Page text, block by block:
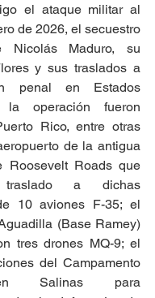
el ataque militar al
de 2026, el secuestro
Nicolás Maduro, su
y sus traslados a
penal en Estados
la operación fueron
Rico, entre otras
de la antigua
Roosevelt Roads que
a dichas
10 aviones F-35; el
(Base Ramey)
tres drones MQ-9; el
del Campamento
Salinas para